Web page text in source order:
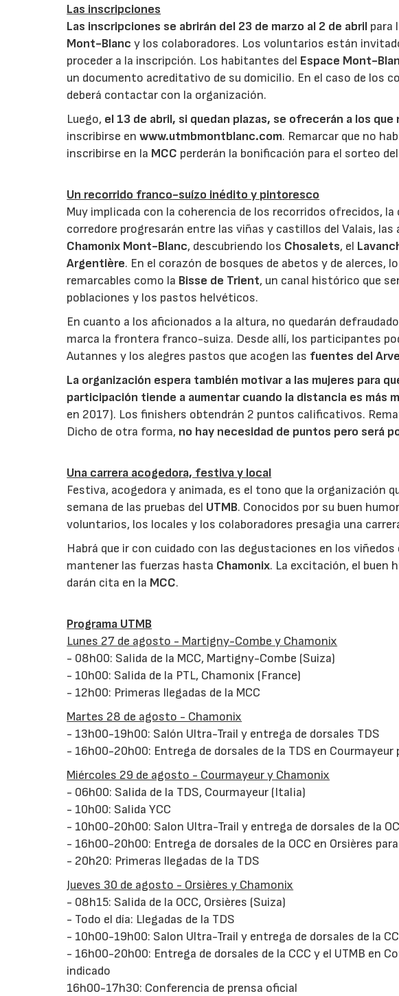
Las inscripciones
Las inscripciones se abrirán del 23 de marzo al 2 de abril para
Mont-Blanc y los colaboradores. Los voluntarios están
proceder a la inscripción. Los habitantes del Espace Mont-
un documento acreditativo de su domicilio. En el caso de los
deberá contactar con la organización.
Luego, el 13 de abril, si quedan plazas, se ofrecerán a los
inscribirse enwww.utmbmontblanc.com. Remarcar que no
inscribirse en la MCC perderán la bonificación para el sorteo
Un recorrido franco-suízo inédito y pintoresco
Muy implicada con la coherencia de los recorridos ofrecidos,
corredore progresarán entre las viñas y castillos del Valais,
Chamonix Mont-Blanc, descubriendo los Chosalets, el
Argentière. En el corazón de bosques de abetos y de alerces,
remarcables como la Bisse de Trient, un canal histórico que
poblaciones y los pastos helvéticos.
En cuanto a los aficionados a la altura, no quedarán
marca la frontera franco-suiza. Desde allí, los participantes
Autannes y los alegres pastos que acogen las fuentes del Arve
La organización espera también motivar a las mujeres para
participación tiende a aumentar cuando la distancia es más
en 2017). Los finishers obtendrán 2 puntos calificativos.
Dicho de otra forma, no hay necesidad de puntos pero será
Una carrera acogedora, festiva y local
Festiva, acogedora y animada, es el tono que la organización
semana de las pruebas del UTMB. Conocidos por su buen
voluntarios, los locales y los colaboradores presagia una
Habrá que ir con cuidado con las degustaciones en los
mantener las fuerzas hasta Chamonix. La excitación, el buen
darán cita en la MCC.
Programa UTMB
Lunes 27 de agosto - Martigny-Combe y Chamonix
- 08h00: Salida de la MCC, Martigny-Combe (Suiza)
- 10h00: Salida de la PTL, Chamonix (France)
- 12h00: Primeras llegadas de la MCC
Martes 28 de agosto - Chamonix
- 13h00-19h00: Salón Ultra-Trail y entrega de dorsales TDS
- 16h00-20h00: Entrega de dorsales de la TDS en
Miércoles 29 de agosto - Courmayeur y Chamonix
- 06h00: Salida de la TDS, Courmayeur (Italia)
- 10h00: Salida YCC
- 10h00-20h00: Salon Ultra-Trail y entrega de dorsales de la
- 16h00-20h00: Entrega de dorsales de la OCC en Orsières
- 20h20: Primeras llegadas de la TDS
Jueves 30 de agosto - Orsières y Chamonix
- 08h15: Salida de la OCC, Orsières (Suiza)
- Todo el día: Llegadas de la TDS
- 10h00-19h00: Salon Ultra-Trail y entrega de dorsales de la
- 16h00-20h00: Entrega de dorsales de la CCC y el UTMB en
indicado
16h00-17h30: Conferencia de prensa oficial